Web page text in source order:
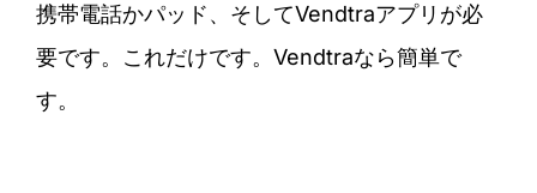
携帯電話かパッド、そしてVendtraアプリが必
要です。これだけです。Vendtraなら簡単で
す。